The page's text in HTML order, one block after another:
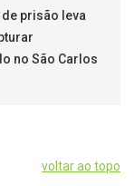
prisão leva
no São Carlos
voltar ao topo